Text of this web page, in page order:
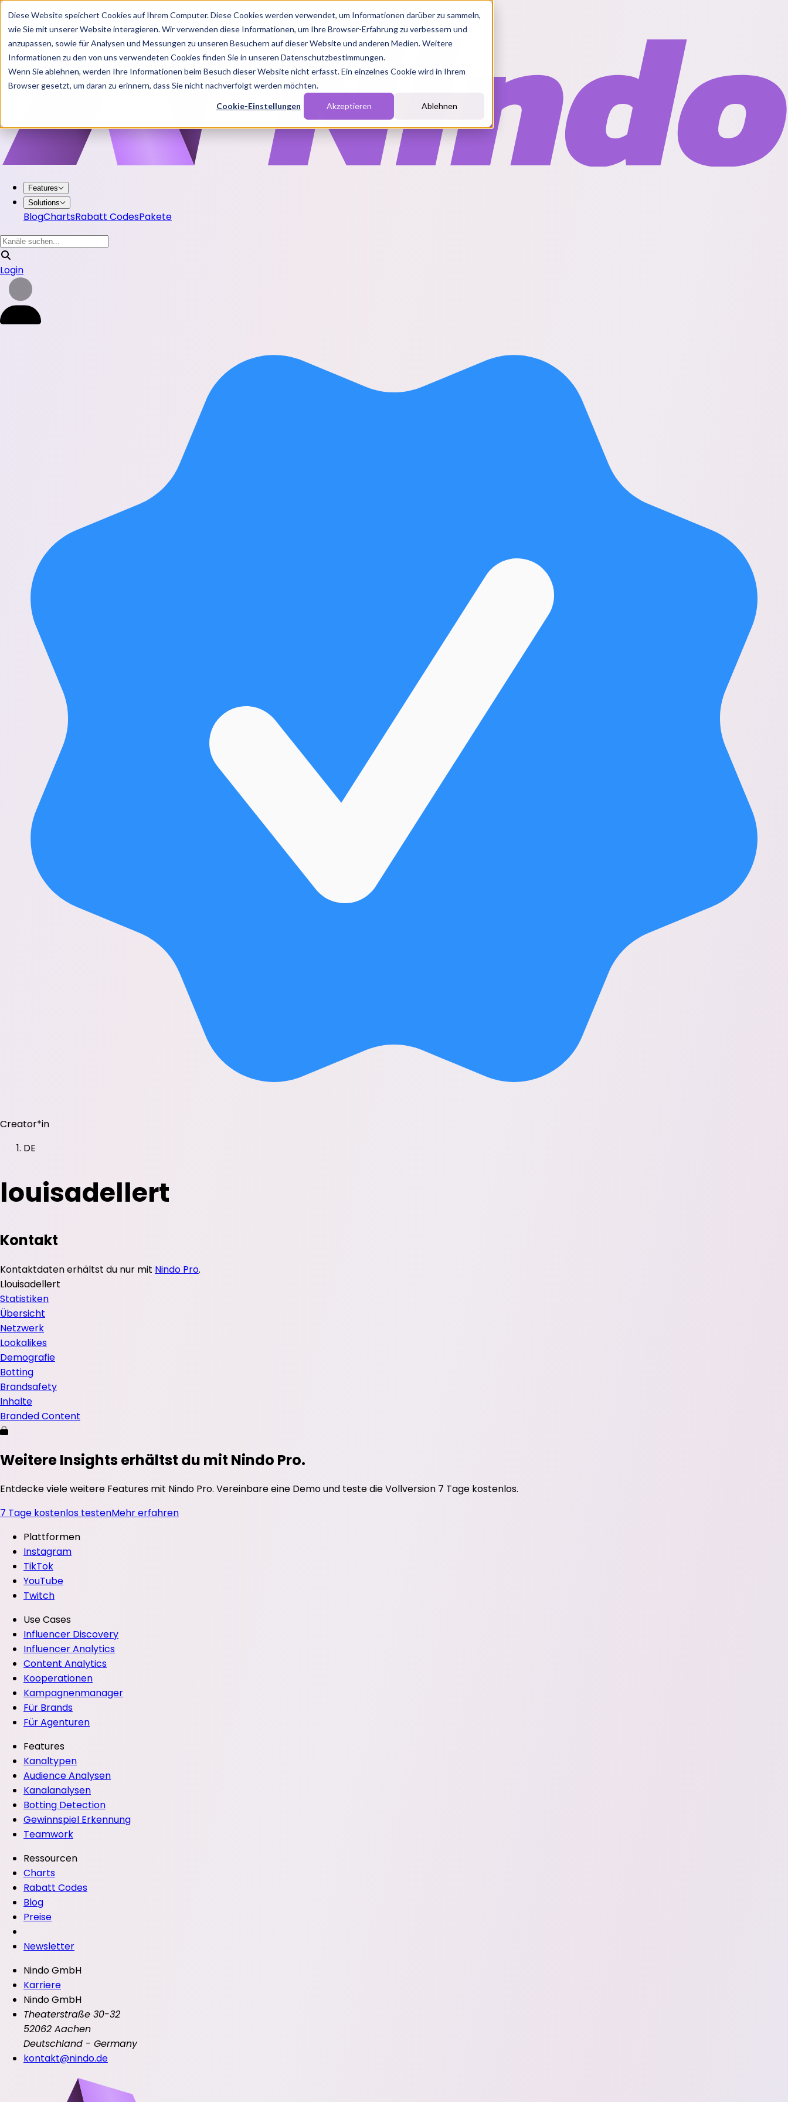
Diese Website speichert Cookies auf Ihrem Computer. Diese Cookies werden verwendet, um Informationen darüber zu sammeln,
wie Sie mit unserer Website interagieren. Wir verwenden diese Informationen, um Ihre Browser-Erfahrung zu verbessern und
anzupassen, sowie für Analysen und Messungen zu unseren Besuchern auf dieser Website und anderen Medien. Weitere
Informationen zu den von uns verwendeten Cookies finden Sie in unseren Datenschutzbestimmungen.
Wenn Sie ablehnen, werden Ihre Informationen beim Besuch dieser Website nicht erfasst. Ein einzelnes Cookie wird in Ihrem
Browser gesetzt, um daran zu erinnern, dass Sie nicht nachverfolgt werden möchten.
Cookie-Einstellungen Akzeptieren Ablehnen
Features
Solutions
BlogChartsRabatt CodesPakete
Login
Creator*in
DE
louisadellert
Kontakt
Kontaktdaten erhältst du nur mit Nindo Pro.
Llouisadellert
Statistiken
Übersicht
Netzwerk
Lookalikes
Demografie
Botting
Brandsafety
Inhalte
Branded Content
Weitere Insights erhältst du mit Nindo Pro.
Entdecke viele weitere Features mit Nindo Pro. Vereinbare eine Demo und teste die Vollversion 7 Tage kostenlos.
7 Tage kostenlos testenMehr erfahren
Plattformen
Instagram
TikTok
YouTube
Twitch
Use Cases
Influencer Discovery
Influencer Analytics
Content Analytics
Kooperationen
Kampagnenmanager
Für Brands
Für Agenturen
Features
Kanaltypen
Audience Analysen
Kanalanalysen
Botting Detection
Gewinnspiel Erkennung
Teamwork
Ressourcen
Charts
Rabatt Codes
Blog
Preise
Newsletter
Nindo GmbH
Karriere
Nindo GmbH
Theaterstraße 30-32
52062 Aachen
Deutschland - Germany
kontakt@nindo.de